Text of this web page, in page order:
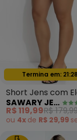
Oferta
Termina em:
Short Jens com
no Cós Sawary
SAWARY JEANS
R$ 119,99R$
ou 4x de R$ 29,99